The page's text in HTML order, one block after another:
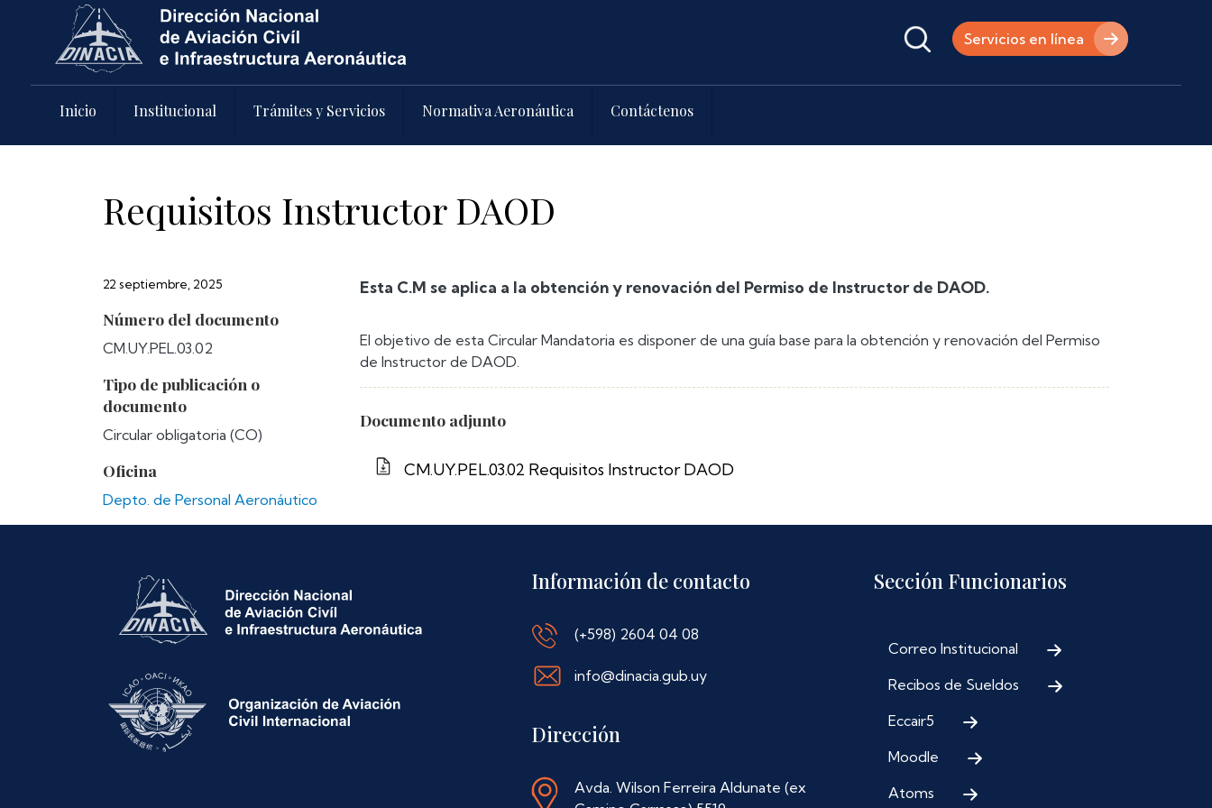
Pasar al contenido principal
Servicios en línea
Inicio Institucional Trámites y Servicios Normativa Aeronáutica Contáctenos
Requisitos Instructor DAOD
22 septiembre, 2025
Número del documento
CM.UY.PEL.03.02
Tipo de publicación o
documento
Circular obligatoria (CO)
Oficina
Depto. de Personal Aeronáutico
Esta C.M se aplica a la obtención y renovación del Permiso de Instructor de DAOD.
El objetivo de esta Circular Mandatoria es disponer de una guía base para la obtención y renovación del Permiso
de Instructor de DAOD.
Documento adjunto
CM.UY.PEL.03.02 Requisitos Instructor DAOD
Información de contacto
(+598) 2604 04 08
info@dinacia.gub.uy
Dirección
Avda. Wilson Ferreira Aldunate (ex
Sección Funcionarios
Correo Institucional
Recibos de Sueldos
Eccair5
Moodle
Atoms